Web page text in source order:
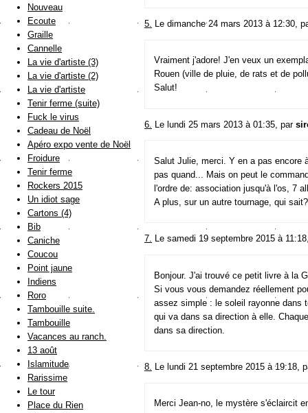
5. Le dimanche 24 mars 2013 à 12:30,
Vraiment j'adore! J'en veux un
Rouen (ville de pluie, de rats et de
Salut!
6. Le lundi 25 mars 2013 à 01:35, par
Salut Julie, merci. Y en a pas encore
pas quand... Mais on peut le
l'ordre de: association jusqu'à l'os, 7
A plus, sur un autre tournage, qui sait?
7. Le samedi 19 septembre 2015 à
Bonjour. J'ai trouvé ce petit livre à la
Si vous vous demandez réellement
assez simple : le soleil rayonne dans
qui va dans sa direction à elle.
dans sa direction.
8. Le lundi 21 septembre 2015 à 19:18,
Merci Jean-no, le mystère s'éclaircit
Nouveau
Ecoute
Graille
Cannelle
La vie d'artiste (3)
La vie d'artiste (2)
La vie d'artiste
Tenir ferme (suite)
Fuck le virus
Cadeau de Noël
Apéro expo vente de Noël
Froidure
Tenir ferme
Rockers 2015
Un idiot sage
Cartons (4)
Bib
Caniche
Coucou
Point jaune
Indiens
Roro
Tambouille suite.
Tambouille
Vacances au ranch.
13 août
Islamitude
Rarissime
Le tour
Place du Rien